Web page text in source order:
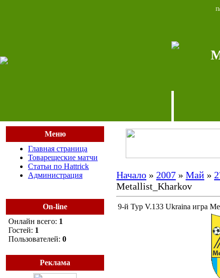
Меню
Главная страница
Товарещеские матчи
Статьи по Hattrick
Администрация
On-line
Онлайн всего: 1
Гостей: 1
Пользователей: 0
Реклама
Начало » 2007 » Май »
Metallist_Kharkov
9-й Тур V.133 Ukraina игра